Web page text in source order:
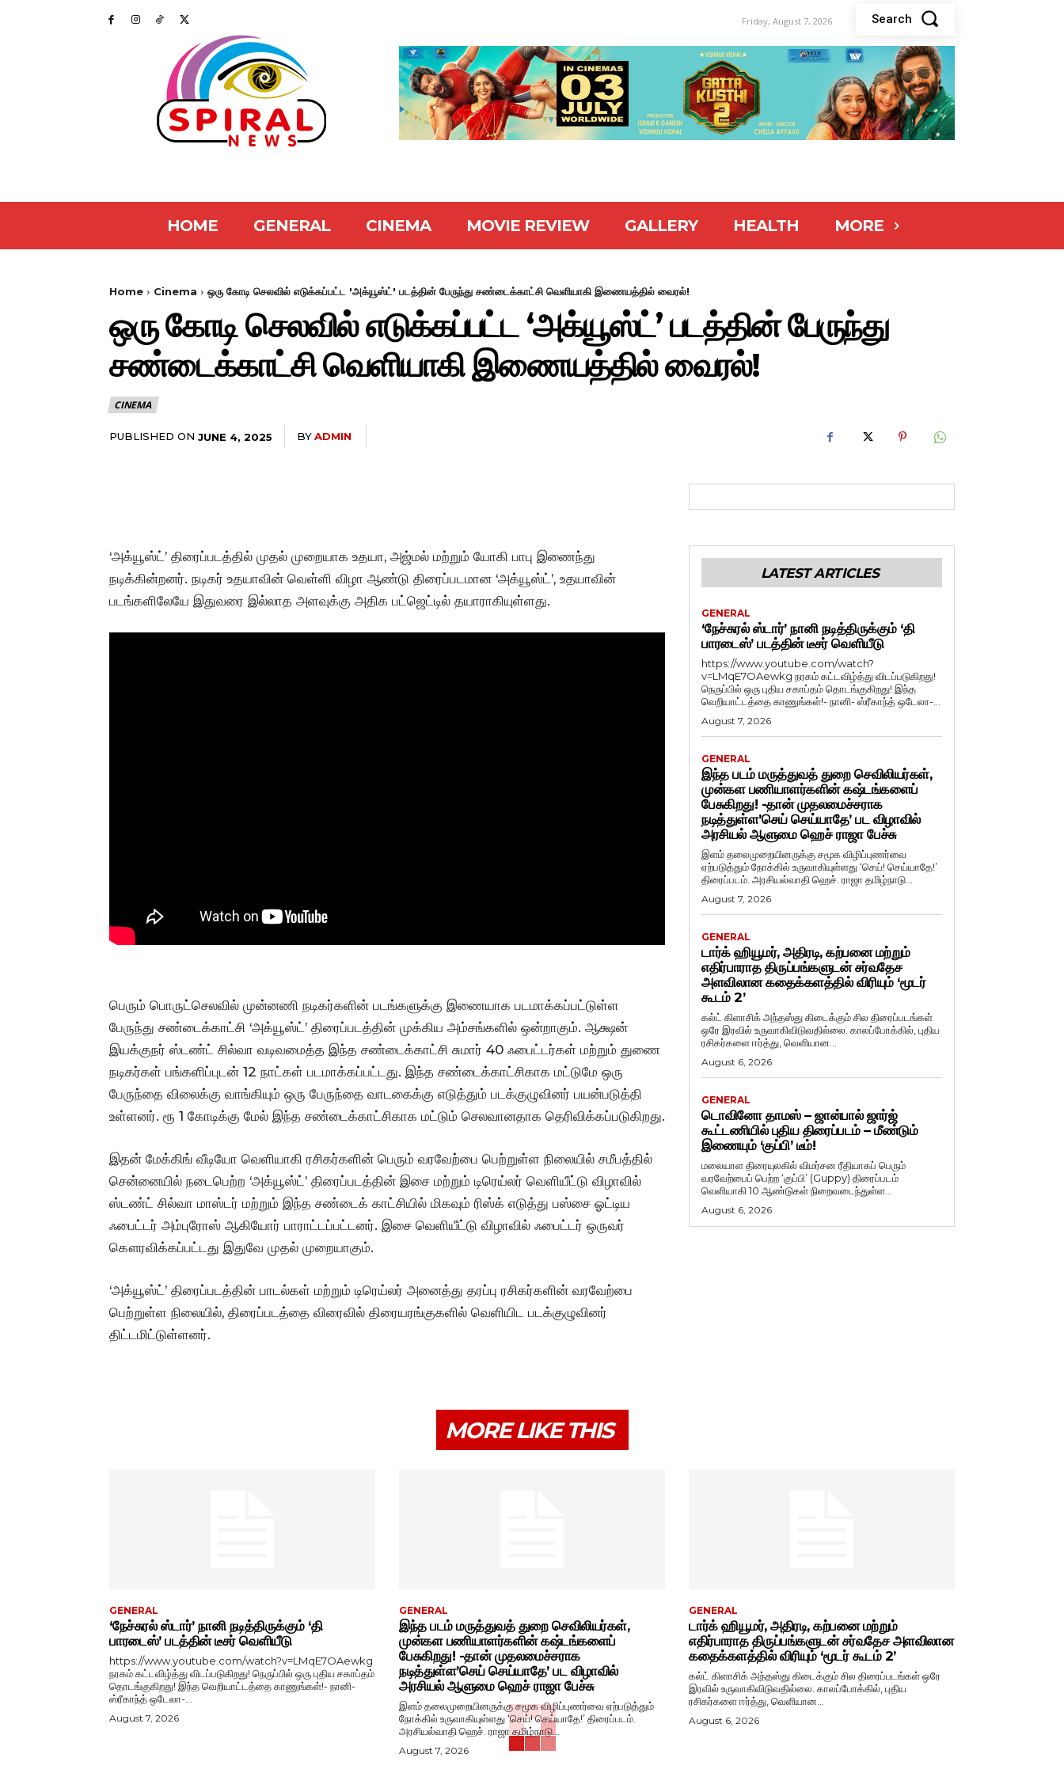
Friday, August 7, 2026 Search
HOME GENERAL CINEMA MOVIE REVIEW GALLERY HEALTH MORE
Home Cinema ஒரு கோடி செலவில் எடுக்கப்பட்ட 'அக்யூஸ்ட்' படத்தின் பேருந்து சண்டைக்காட்சி வெளியாகி இணையத்தில் வைரல்!
ஒரு கோடி செலவில் எடுக்கப்பட்ட ‘அக்யூஸ்ட்’ படத்தின் பேருந்து
சண்டைக்காட்சி வெளியாகி இணையத்தில் வைரல்!
CINEMA
PUBLISHED ON JUNE 4, 2025 BYADMIN
‘அக்யூஸ்ட்’ திரைப்படத்தில் முதல் முறையாக உதயா, அஜ்மல் மற்றும் யோகி பாபு இணைந்து
நடிக்கின்றனர். நடிகர் உதயாவின் வெள்ளி விழா ஆண்டு திரைப்படமான ‘அக்யூஸ்ட்’, உதயாவின்
படங்களிலேயே இதுவரை இல்லாத அளவுக்கு அதிக பட்ஜெட்டில் தயாராகியுள்ளது.
பெரும் பொருட்செலவில் முன்னணி நடிகர்களின் படங்களுக்கு இணையாக படமாக்கப்பட்டுள்ள
பேருந்து சண்டைக்காட்சி ‘அக்யூஸ்ட்’ திரைப்படத்தின் முக்கிய அம்சங்களில் ஒன்றாகும். ஆக்ஷன்
இயக்குநர் ஸ்டண்ட் சில்வா வடிவமைத்த இந்த சண்டைக்காட்சி சுமார் 40 ஃபைட்டர்கள் மற்றும் துணை
நடிகர்கள் பங்களிப்புடன் 12 நாட்கள் படமாக்கப்பட்டது. இந்த சண்டைக்காட்சிகாக மட்டுமே ஒரு
பேருந்தை விலைக்கு வாங்கியும் ஒரு பேருந்தை வாடகைக்கு எடுத்தும் படக்குழுவினர் பயன்படுத்தி
உள்ளனர். ரூ 1 கோடிக்கு மேல் இந்த சண்டைக்காட்சிகாக மட்டும் செலவானதாக தெரிவிக்கப்படுகிறது.
இதன் மேக்கிங் வீடியோ வெளியாகி ரசிகர்களின் பெரும் வரவேற்பை பெற்றுள்ள நிலையில் சமீபத்தில்
சென்னையில் நடைபெற்ற ‘அக்யூஸ்ட்’ திரைப்படத்தின் இசை மற்றும் டிரெய்லர் வெளியீட்டு விழாவில்
ஸ்டண்ட் சில்வா மாஸ்டர் மற்றும் இந்த சண்டைக் காட்சியில் மிகவும் ரிஸ்க் எடுத்து பஸ்சை ஓட்டிய
ஃபைட்டர் அம்புரோஸ் ஆகியோர் பாராட்டப்பட்டனர். இசை வெளியீட்டு விழாவில் ஃபைட்டர் ஒருவர்
கௌரவிக்கப்பட்டது இதுவே முதல் முறையாகும்.
‘அக்யூஸ்ட்’ திரைப்படத்தின் பாடல்கள் மற்றும் டிரெய்லர் அனைத்து தரப்பு ரசிகர்களின் வரவேற்பை
பெற்றுள்ள நிலையில், திரைப்படத்தை விரைவில் திரையரங்குகளில் வெளியிட படக்குழுவினர்
திட்டமிட்டுள்ளனர்.
LATEST ARTICLES
GENERAL
‘நேச்சுரல் ஸ்டார்’ நானி நடித்திருக்கும் ‘தி
பாரடைஸ்’ படத்தின் டீசர் வெளியீடு
https://www.youtube.com/watch?
v=LMqE7OAewkg நரகம் கட்டவிழ்த்து விடப்படுகிறது!
நெருப்பில் ஒரு புதிய சகாப்தம் தொடங்குகிறது! இந்த
வெறியாட்டத்தை காணுங்கள்!- நானி- ஸ்ரீகாந்த் ஒடேலா-...
August 7, 2026
GENERAL
இந்த படம் மருத்துவத் துறை செவிலியர்கள்,
முன்கள பணியாளர்களின் கஷ்டங்களைப்
பேசுகிறது! -தான் முதலமைச்சராக
நடித்துள்ள’செய் செய்யாதே’ பட விழாவில்
அரசியல் ஆளுமை ஹெச் ராஜா பேச்சு
இளம் தலைமுறையினருக்கு சமூக விழிப்புணர்வை
ஏற்படுத்தும் நோக்கில் உருவாகியுள்ளது ‘செய்! செய்யாதே!’
திரைப்படம். அரசியல்வாதி ஹெச். ராஜா தமிழ்நாடு...
August 7, 2026
GENERAL
டார்க் ஹியூமர், அதிரடி, கற்பனை மற்றும்
எதிர்பாராத திருப்பங்களுடன் சர்வதேச
அளவிலான கதைக்களத்தில் விரியும் ‘மூடர்
கூடம் 2’
கல்ட் கிளாசிக் அந்தஸ்து கிடைக்கும் சில திரைப்படங்கள்
ஒரே இரவில் உருவாகிவிடுவதில்லை. காலப்போக்கில், புதிய
ரசிகர்களை ஈர்த்து, வெளியான...
August 6, 2026
GENERAL
டொவினோ தாமஸ் – ஜான்பால் ஜார்ஜ்
கூட்டணியில் புதிய திரைப்படம் – மீண்டும்
இணையும் ‘குப்பி’ டீம்!
மலையாள திரையுலகில் விமர்சன ரீதியாகப் பெரும்
வரவேற்பைப் பெற்ற ‘குப்பி’ (Guppy) திரைப்படம்
வெளியாகி 10 ஆண்டுகள் நிறைவடைந்துள்ள...
August 6, 2026
MORE LIKE THIS
GENERAL
‘நேச்சுரல் ஸ்டார்’ நானி நடித்திருக்கும் ‘தி
பாரடைஸ்’ படத்தின் டீசர் வெளியீடு
https://www.youtube.com/watch?v=LMqE7OAewkg
நரகம் கட்டவிழ்த்து விடப்படுகிறது! நெருப்பில் ஒரு புதிய சகாப்தம்
தொடங்குகிறது! இந்த வெறியாட்டத்தை காணுங்கள்!- நானி-
ஸ்ரீகாந்த் ஒடேலா-...
August 7, 2026
GENERAL
இந்த படம் மருத்துவத் துறை செவிலியர்கள்,
முன்கள பணியாளர்களின் கஷ்டங்களைப்
பேசுகிறது! -தான் முதலமைச்சராக
நடித்துள்ள’செய் செய்யாதே’ பட விழாவில்
அரசியல் ஆளுமை ஹெச் ராஜா பேச்சு
இளம் தலைமுறையினருக்கு சமூக விழிப்புணர்வை ஏற்படுத்தும்
நோக்கில் உருவாகியுள்ளது ‘செய்! செய்யாதே!’ திரைப்படம்.
அரசியல்வாதி ஹெச். ராஜா தமிழ்நாடு...
August 7, 2026
GENERAL
டார்க் ஹியூமர், அதிரடி, கற்பனை மற்றும்
எதிர்பாராத திருப்பங்களுடன் சர்வதேச அளவிலான
கதைக்களத்தில் விரியும் ‘மூடர் கூடம் 2’
கல்ட் கிளாசிக் அந்தஸ்து கிடைக்கும் சில திரைப்படங்கள் ஒரே
இரவில் உருவாகிவிடுவதில்லை. காலப்போக்கில், புதிய
ரசிகர்களை ஈர்த்து, வெளியான...
August 6, 2026